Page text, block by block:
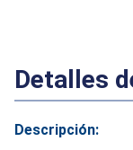
Detalles
Descripción: